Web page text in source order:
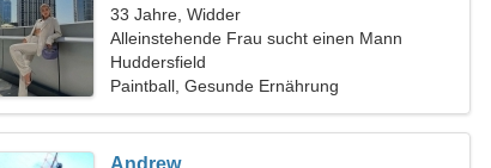
33 Jahre, Widder
Alleinstehende Frau sucht einen Mann
Huddersfield
Paintball, Gesunde Ernährung
Andrew